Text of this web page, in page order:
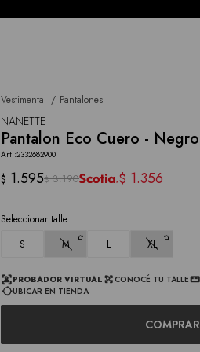
Vestimenta Pantalones
NANETTE
Pantalon Eco Cuero - Negro
2332682900
$ 1.595$ 3.190 $ 1.356
Seleccionar talle
S
M L XL
PROBADOR VIRTUAL CONOCÉ TU TALLE
UBICAR EN TIENDA
COMPRAR